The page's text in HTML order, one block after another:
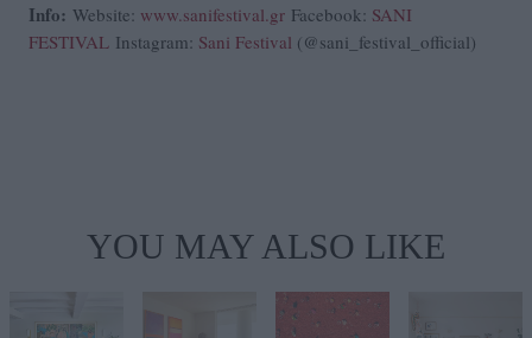
Info: Website: www.sanifestival.gr Facebook: SANI
FESTIVAL Instagram: Sani Festival (@sani_festival_official)
YOU MAY ALSO LIKE